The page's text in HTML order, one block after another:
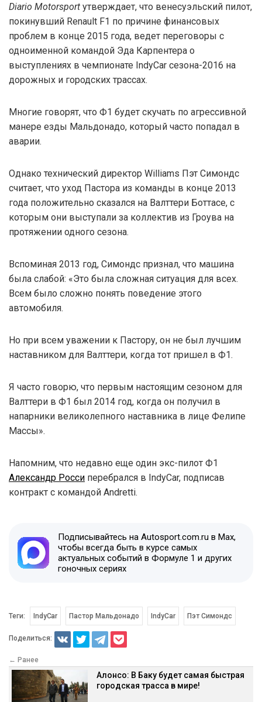
Diario Motorsport утверждает, что венесуэльский пилот,
покинувший Renault F1 по причине финансовых
проблем в конце 2015 года, ведет переговоры с
одноименной командой Эда Карпентера о
выступлениях в чемпионате IndyCar сезона-2016 на
дорожных и городских трассах.
Многие говорят, что Ф1 будет скучать по агрессивной
манере езды Мальдонадо, который часто попадал в
аварии.
Однако технический директор Williams Пэт Симондс
считает, что уход Пастора из команды в конце 2013
года положительно сказался на Валттери Боттасе, с
которым они выступали за коллектив из Гроува на
протяжении одного сезона.
Вспоминая 2013 год, Симондс признал, что машина
была слабой: «Это была сложная ситуация для всех.
Всем было сложно понять поведение этого
автомобиля.
Но при всем уважении к Пастору, он не был лучшим
наставником для Валттери, когда тот пришел в Ф1.
Я часто говорю, что первым настоящим сезоном для
Валттери в Ф1 был 2014 год, когда он получил в
напарники великолепного наставника в лице Фелипе
Массы».
Напомним, что недавно еще один экс-пилот Ф1
Александр Росси перебрался в IndyCar, подписав
контракт с командой Andretti.
Подписывайтесь на Autosport.com.ru в Max,
чтобы всегда быть в курсе самых
актуальных событий в Формуле 1 и других
гоночных сериях
Теги: IndyCar Пастор Мальдонадо IndyCar Пэт Симондс
Поделиться:
← Ранее
Алонсо: В Баку будет самая быстрая
городская трасса в мире!